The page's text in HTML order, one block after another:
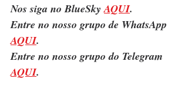
Nos siga no BlueSky AQUI.
Entre no nosso grupo de WhatsApp
AQUI.
Entre no nosso grupo do Telegram
AQUI.